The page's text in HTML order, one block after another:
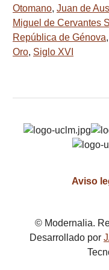
Otomano, Juan de
Miguel de Cervantes
República de Génova,
Oro, Siglo XVI
Aviso
© Modernalia.
Desarrollado por